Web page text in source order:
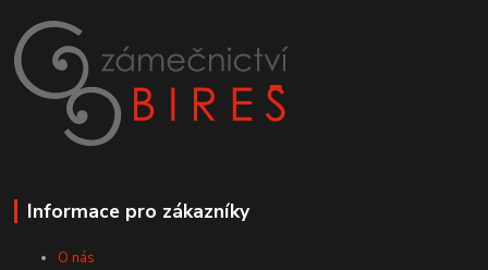
Informace pro zákazníky
O nás